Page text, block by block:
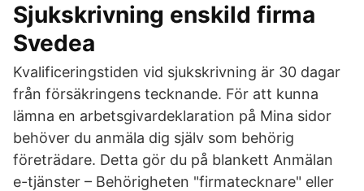
Sjukskrivning enskild firma
Svedea
Kvalificeringstiden vid sjukskrivning är 30 dagar
från försäkringens tecknande. För att kunna
lämna en arbetsgivardeklaration på Mina sidor
behöver du anmäla dig själv som behörig
företrädare. Detta gör du på blankett Anmälan
e-tjänster – Behörigheten "firmatecknare" eller